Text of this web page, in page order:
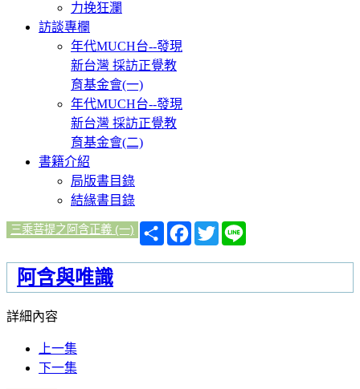
力挽狂瀾
訪談專欄
年代MUCH台--發現
新台灣 採訪正覺教
育基金會(一)
年代MUCH台--發現
新台灣 採訪正覺教
育基金會(二)
書籍介紹
局版書目錄
結緣書目錄
三乘菩提之阿含正義 (一)
分
享
Facebook
Twitter
阿含與唯識
詳細內容
上一集
下一集